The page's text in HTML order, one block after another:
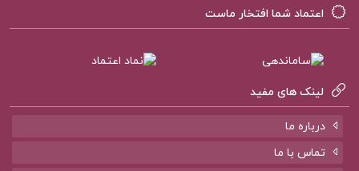
دانلود کتاب حفظیات علوم وفنون ادبی PDF
کتاب پیشنهادی پروژه کده
کتاب الکترونیکی مقدمه ای در اسلام شناسی علی
اعتماد شما افتخار ماست
لینک های مفید
درباره ما
تماس با ما